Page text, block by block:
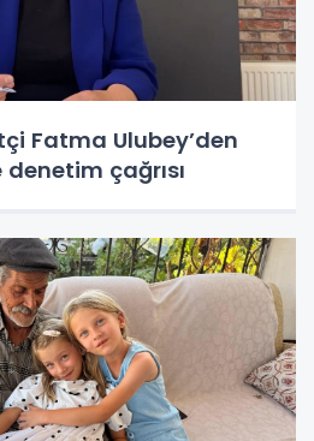
Fatma Ulubey’den
çağrısı